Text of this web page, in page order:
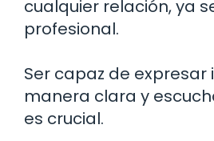
cualquier relación, ya
profesional.
Ser capaz de expresar
manera clara y
es crucial.